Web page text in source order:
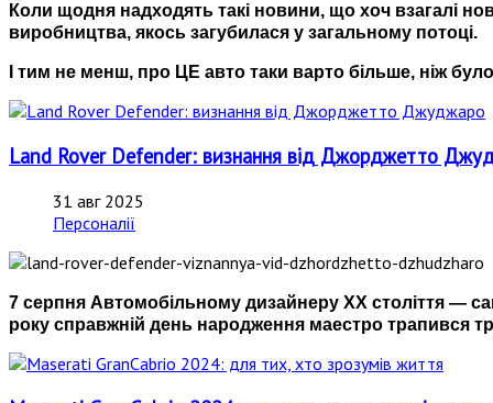
Коли щодня надходять такі новини, що хоч взагалі
виробництва, якось загубилася у загальному потоці.
І тим не менш, про ЦЕ авто таки варто більше, ніж
Land Rover Defender: визнання від Джорджетто
31 авг 2025
Персоналії
7 серпня Автомобільному дизайнеру ХХ століття —
року справжній день народження маестро трапився